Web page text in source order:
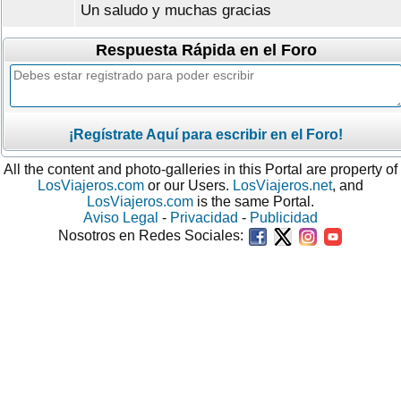
Un saludo y muchas gracias
Respuesta Rápida en el Foro
¡Regístrate Aquí para escribir en el Foro!
All the content and photo-galleries in this Portal are property of
LosViajeros.com or our Users. LosViajeros.net, and
LosViajeros.com is the same Portal.
Aviso Legal - Privacidad - Publicidad
Nosotros en Redes Sociales: